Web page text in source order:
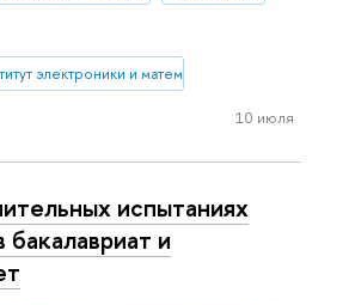
электроники и математики им. А.Н. Тихонова
10 июля
испытаниях
и